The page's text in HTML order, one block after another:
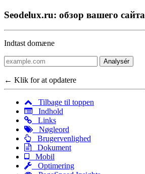
Seodelux.ru: обзор вашего сайта
Indtast domæne
Analysér
← Klik for at opdatere
Tilbage til toppen
Indhold
Links
Nøgleord
Brugervenlighed
Dokument
Mobil
Optimering